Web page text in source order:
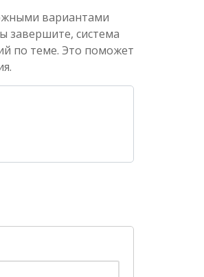
вариантами
завершите, система
по теме. Это поможет